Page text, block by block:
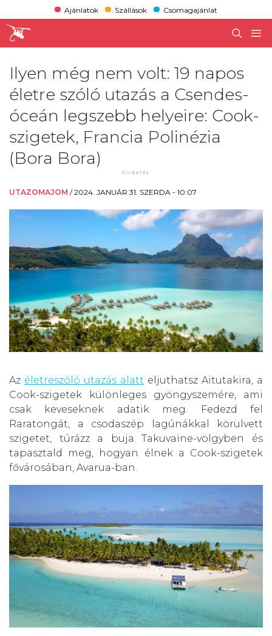
Ajánlatok Szállások Csomagajánlat
Ilyen még nem volt: 19 napos
életre szóló utazás a Csendes-
óceán legszebb helyeire: Cook-
szigetek, Francia Polinézia
(Bora Bora)
UTAZOMAJOM /2024. JANUÁR 31. SZERDA - 10:07
Az életreszóló utazás alatt eljuthatsz Aitutakira, a
Cook-szigetek különleges gyöngyszemére, ami
csak keveseknek adatik meg. Fedezd fel
Raratongát, a csodaszép lagúnákkal körülvett
szigetet, túrázz a buja Takuvaine-völgyben és
tapasztald meg, hogyan élnek a Cook-szigetek
fővárosában, Avarua-ban.